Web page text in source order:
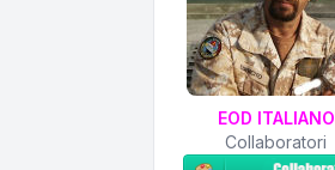
EOD ITALIANO
Collaboratori